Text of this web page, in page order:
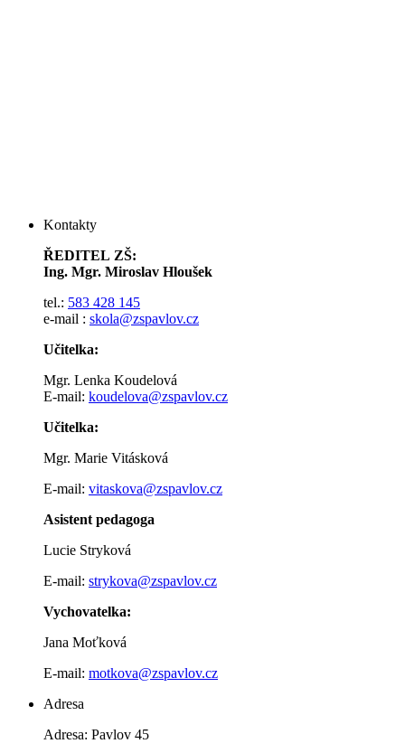
Kontakty
ŘEDITEL ZŠ:
Ing. Mgr. Miroslav Hloušek
tel.: 583 428 145
e-mail : skola@zspavlov.cz
Učitelka:
Mgr. Lenka Koudelová
E-mail: koudelova@zspavlov.cz
Učitelka:
Mgr. Marie Vitásková
E-mail: vitaskova@zspavlov.cz
Asistent pedagoga
Lucie Stryková
E-mail: strykova@zspavlov.cz
Vychovatelka:
Jana Moťková
E-mail: motkova@zspavlov.cz
Adresa
Adresa: Pavlov 45